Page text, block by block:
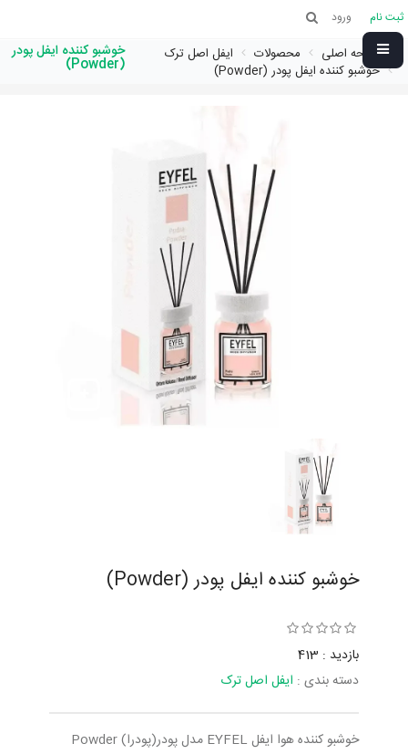
ثبت نام ورود
صفحه اصلی محصولات
ایفل اصل ترک
خوشبو کننده ایفل پودر (Powder)
خوشبو کننده ایفل پودر
(Powder)
خوشبو کننده ایفل پودر (Powder)
بازدید : 413
دسته بندی : ایفل اصل ترک
خوشبو کننده هوا ایفل EYFEL مدل پودر(پودرا) Powder